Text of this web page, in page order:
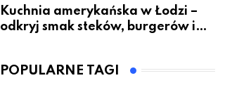
Kuchnia amerykańska w Łodzi –
odkryj smak steków, burgerów i
POPULARNE TAGI